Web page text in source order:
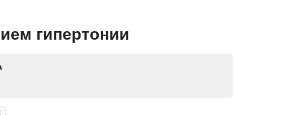
гипертонии